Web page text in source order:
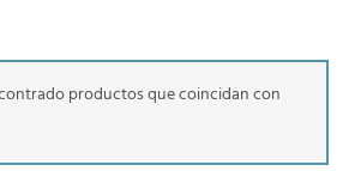
productos que coincidan con